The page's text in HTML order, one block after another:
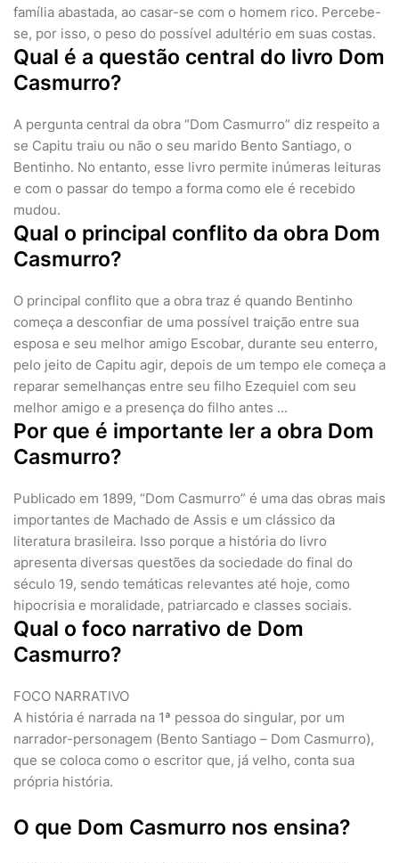
família abastada, ao casar-se com o homem rico. Percebe-
se, por isso, o peso do possível adultério em suas costas.
Qual é a questão central do livro Dom
Casmurro?
A pergunta central da obra “Dom Casmurro” diz respeito a
se Capitu traiu ou não o seu marido Bento Santiago, o
Bentinho. No entanto, esse livro permite inúmeras leituras
e com o passar do tempo a forma como ele é recebido
mudou.
Qual o principal conflito da obra Dom
Casmurro?
O principal conflito que a obra traz é quando Bentinho
começa a desconfiar de uma possível traição entre sua
esposa e seu melhor amigo Escobar, durante seu enterro,
pelo jeito de Capitu agir, depois de um tempo ele começa a
reparar semelhanças entre seu filho Ezequiel com seu
melhor amigo e a presença do filho antes ...
Por que é importante ler a obra Dom
Casmurro?
Publicado em 1899, “Dom Casmurro” é uma das obras mais
importantes de Machado de Assis e um clássico da
literatura brasileira. Isso porque a história do livro
apresenta diversas questões da sociedade do final do
século 19, sendo temáticas relevantes até hoje, como
hipocrisia e moralidade, patriarcado e classes sociais.
Qual o foco narrativo de Dom
Casmurro?
FOCO NARRATIVO
A história é narrada na 1ª pessoa do singular, por um
narrador-personagem (Bento Santiago – Dom Casmurro),
que se coloca como o escritor que, já velho, conta sua
própria história.
O que Dom Casmurro nos ensina?